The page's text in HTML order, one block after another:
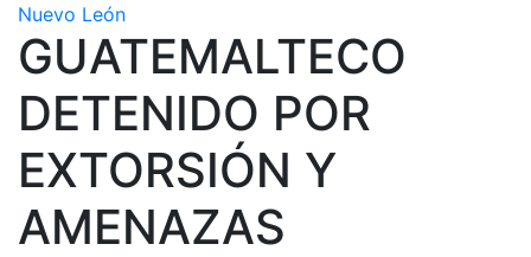
Nuevo León
GUATEMALTECO
DETENIDO POR
EXTORSIÓN Y
AMENAZAS